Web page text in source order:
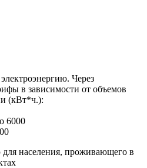
Через
в зависимости от объемов
(кВт*ч.):
6000
населения, проживающего в